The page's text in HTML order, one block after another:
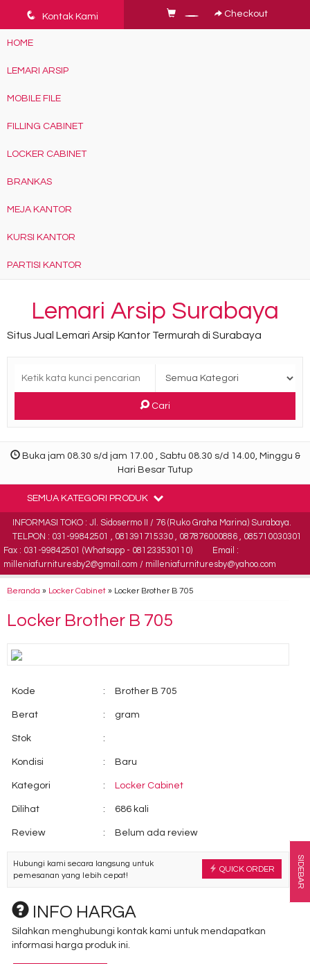
q Kontak Kami Checkout
HOME
LEMARI ARSIP
MOBILE FILE
FILLING CABINET
LOCKER CABINET
BRANKAS
MEJA KANTOR
KURSI KANTOR
PARTISI KANTOR
Lemari Arsip Surabaya
Situs Jual Lemari Arsip Kantor Termurah di Surabaya
Cari
Buka jam 08.30 s/d jam 17.00 , Sabtu 08.30 s/d 14.00, Minggu &
Hari Besar Tutup
SEMUA KATEGORI PRODUK
INFORMASI TOKO : Jl. Sidosermo II / 76 (Ruko Graha Marina) Surabaya.
TELPON : 031-99842501 , 081391715330 , 087876000886 , 085710030301
Fax : 031-99842501 (Whatsapp - 081233530110)
Email :
milleniafurnituresby2@gmail.com / milleniafurnituresby@yahoo.com
Beranda » Locker Cabinet » Locker Brother B 705
Locker Brother B 705
Kode : Brother B 705
Berat : gram
Stok :
Kondisi : Baru
Kategori : Locker Cabinet
Dilihat : 686 kali
Review : Belum ada review
QUICK ORDER
Hubungi kami secara langsung untuk
pemesanan yang lebih cepat!
INFO HARGA
Silahkan menghubungi kontak kami untuk mendapatkan
informasi harga produk ini.
SIDEBAR